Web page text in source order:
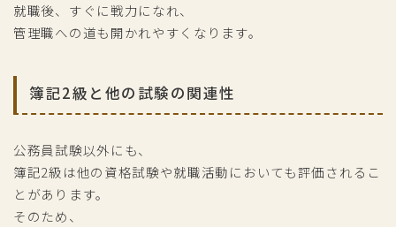
就職後、すぐに戦力になれ、
管理職への道も開かれやすくなります。
簿記2級と他の試験の関連性
公務員試験以外にも、
簿記2級は他の資格試験や就職活動においても評価されるこ
とがあります。
そのため、